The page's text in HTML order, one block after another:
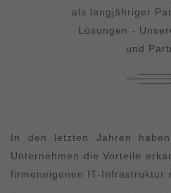
als langjähriger
Lösungen -
und
In den letzten Jahren
Unternehmen die Vorteile
firmeneigenen IT-Infrastruktur